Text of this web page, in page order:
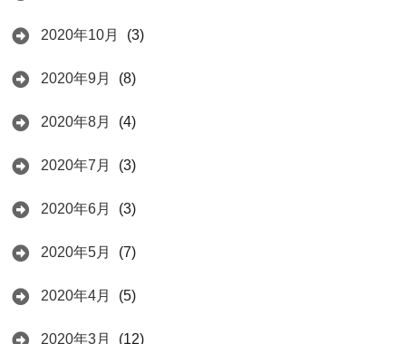
2020年10月 (3)
2020年9月 (8)
2020年8月 (4)
2020年7月 (3)
2020年6月 (3)
2020年5月 (7)
2020年4月 (5)
2020年3月 (12)